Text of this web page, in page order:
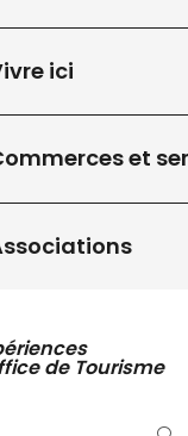
ici
et
de Tourisme
-